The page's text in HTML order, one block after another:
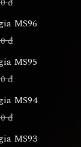
MS96
đ
MS95
đ
MS94
đ
MS93